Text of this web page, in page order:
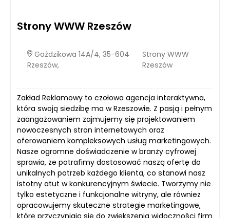
Strony WWW Rzeszów
Goździkowa 14A/4, 35-604
Rzeszów,
Strony WWW
Rzeszów
Zakład Reklamowy to czołowa agencja interaktywna,
która swoją siedzibę ma w Rzeszowie. Z pasją i pełnym
zaangażowaniem zajmujemy się projektowaniem
nowoczesnych stron internetowych oraz
oferowaniem kompleksowych usług marketingowych.
Nasze ogromne doświadczenie w branży cyfrowej
sprawia, że potrafimy dostosować naszą ofertę do
unikalnych potrzeb każdego klienta, co stanowi nasz
istotny atut w konkurencyjnym świecie. Tworzymy nie
tylko estetyczne i funkcjonalne witryny, ale również
opracowujemy skuteczne strategie marketingowe,